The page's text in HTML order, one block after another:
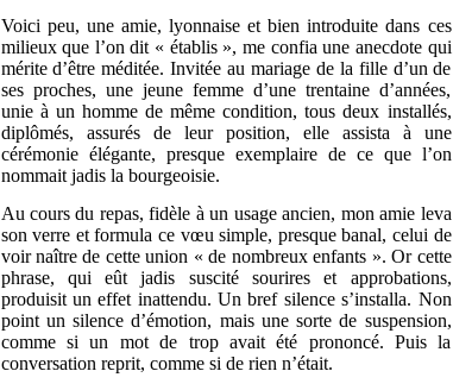
Voici peu, une amie, lyonnaise et bien introduite dans ces
milieux que l’on dit « établis », me confia une anecdote qui
mérite d’être méditée. Invitée au mariage de la fille d’un de
ses proches, une jeune femme d’une trentaine d’années,
unie à un homme de même condition, tous deux installés,
diplômés, assurés de leur position, elle assista à une
cérémonie élégante, presque exemplaire de ce que l’on
nommait jadis la bourgeoisie.
Au cours du repas, fidèle à un usage ancien, mon amie leva
son verre et formula ce vœu simple, presque banal, celui de
voir naître de cette union « de nombreux enfants ». Or cette
phrase, qui eût jadis suscité sourires et approbations,
produisit un effet inattendu. Un bref silence s’installa. Non
point un silence d’émotion, mais une sorte de suspension,
comme si un mot de trop avait été prononcé. Puis la
conversation reprit, comme si de rien n’était.